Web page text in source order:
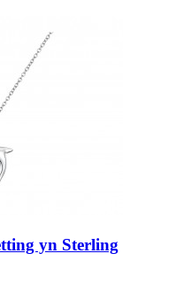
yn Sterling